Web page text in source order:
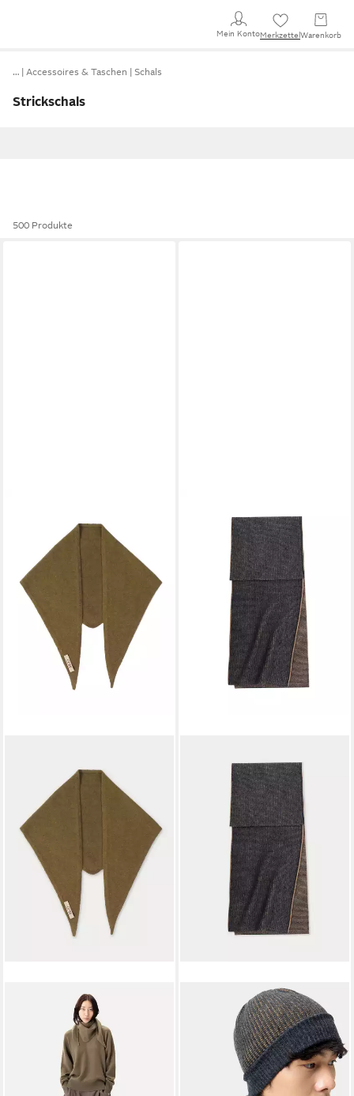
Mein KontoMerkzettel Warenkorb
… Accessoires & Taschen Schals
Strickschals
500 Produkte
GOBI CASHMERE
Strickschal Dreieckiger
Kaschmir-Schal
UVP 119,00 €
lieferbar - in 3-4 Werktagen bei dir
GOBI CASHMERE
Strickschal Zweiseitiger
Kaschmir-Schal
lieferbar - in 3-4 Werktagen bei dir